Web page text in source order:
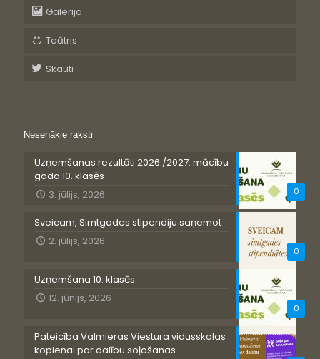
Galerija
Teātris
Skauti
Nesenākie raksti
0
Uzņemšanas rezultāti 2026./2027. mācību
gada 10. klasēs
3. jūlijs, 2026
0
Sveicam, Simtgades stipendiju saņemot
2. jūlijs, 2026
0
Uzņemšana 10. klasēs
12. jūnijs, 2026
Pateicība Valmieras Viestura vidusskolas
kopienai par dalību soļošanas